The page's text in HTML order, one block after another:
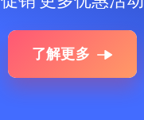
了解更多